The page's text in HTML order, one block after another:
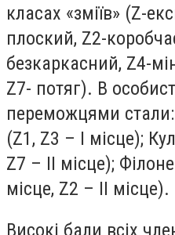
класах «зміїв» (Z-
плоский, Z2-
безкаркасний, Z4-
Z7- потяг). В
переможцями
(Z1, Z3 – І місце);
Z7 – ІІ місце);
місце, Z2 – ІІ місце).
Високі бали всіх